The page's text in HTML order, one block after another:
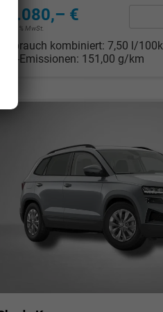
28.080,– €
incl. 19% MwSt.
Verbrauch kombiniert: 7,50 l/
-Emissionen: 151,00 g/km